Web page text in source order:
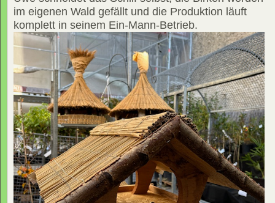
im eigenen Wald gefällt und die Produktion läuft
komplett in seinem Ein-Mann-Betrieb.